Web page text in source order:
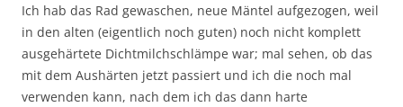
Ich hab das Rad gewaschen, neue Mäntel aufgezogen, weil
in den alten (eigentlich noch guten) noch nicht komplett
ausgehärtete Dichtmilchschlämpe war; mal sehen, ob das
mit dem Aushärten jetzt passiert und ich die noch mal
verwenden kann, nach dem ich das dann harte